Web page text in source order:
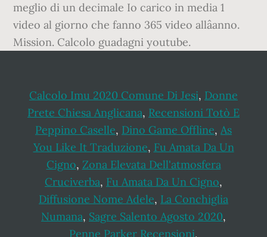
meglio di un decimale Io carico in media 1
video al giorno che fanno 365 video allâanno.
Mission. Calcolo guadagni youtube.
Calcolo Imu 2020 Comune Di Jesi, Donne
Prete Chiesa Anglicana, Recensioni Totò E
Peppino Caselle, Dino Game Offline, As
You Like It Traduzione, Fu Amata Da Un
Cigno, Zona Elevata Dell'atmosfera
Cruciverba, Fu Amata Da Un Cigno,
Diffusione Nome Adele, La Conchiglia
Numana, Sagre Salento Agosto 2020,
Penne Parker Recensioni,